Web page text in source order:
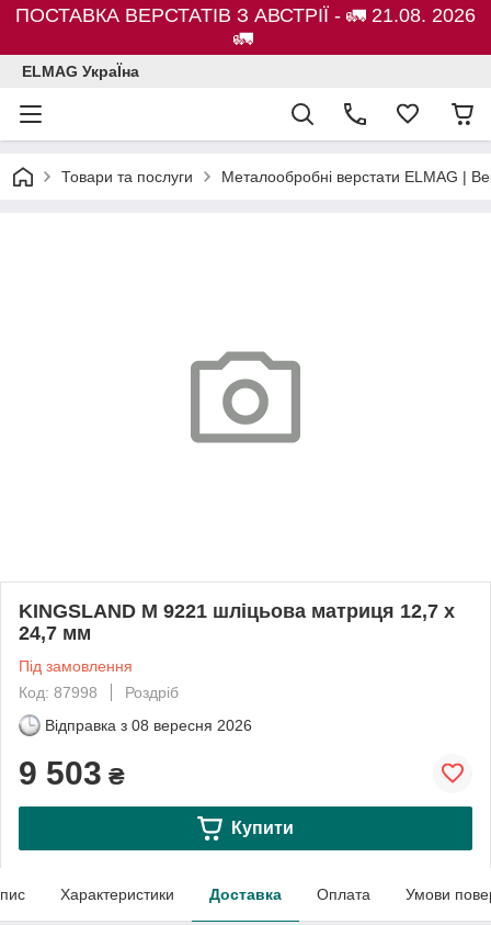
ПОСТАВКА ВЕРСТАТІВ З АВСТРІЇ - 🚛 21.08. 2026
🚛
ELMAG УкраЇна
Товари та послуги Металообробні верстати ELMAG |
KINGSLAND M 9221 шліцьова матриця 12,7 x
24,7 мм
Під замовлення
Код: 87998
Роздріб
Відправка з 08 вересня 2026
9 503 ₴
Купити
Характеристики Доставка Оплата Умови